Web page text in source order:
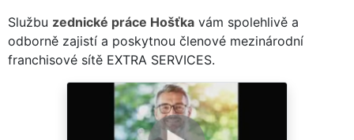
Službu zednické práce Hošťka vám spolehlivě a
odborně zajistí a poskytnou členové mezinárodní
franchisové sítě EXTRA SERVICES.